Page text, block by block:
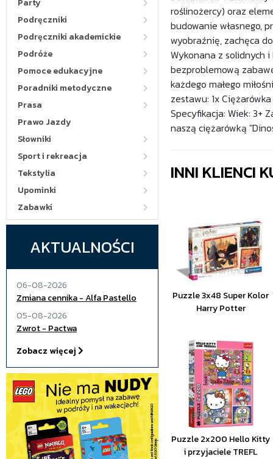
Party
Podręczniki
Podręczniki akademickie
Podróże
Pomoce edukacyjne
Poradniki metodyczne
Prasa
Prawo Jazdy
Słowniki
Sport i rekreacja
Tekstylia
Upominki
Zabawki
AKTUALNOŚCI
06-08-2026
Zmiana cennika - Alfa Pastello
05-08-2026
Zwrot - Pactwa
Zobacz więcej
roślinożercy) oraz
budowanie własnego,
wyobraźnię, zachęca
Wykonana z solidnych
bezproblemową
każdego małego
zestawu: 1x
Specyfikacja: Wiek: 3+
naszą ciężarówką
INNI KLIENCI
Puzzle 3x48 Super Kolor
Harry Potter
Puzzle 2x200 Hello Kitty
i przyjaciele TREFL